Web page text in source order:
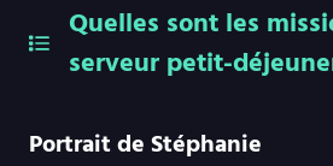
Quelles sont les
serveur petit-
Portrait de Stéphanie